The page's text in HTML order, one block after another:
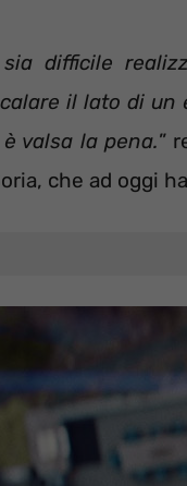
difficile
il lato di
valsa la pena.”
che ad oggi